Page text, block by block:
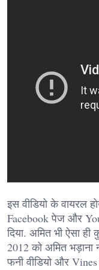
इस वीडियो के वायरल
Facebook पेज और
दिया. अमित भी ऐसा
2012 को अमित
फनी वीडियो और